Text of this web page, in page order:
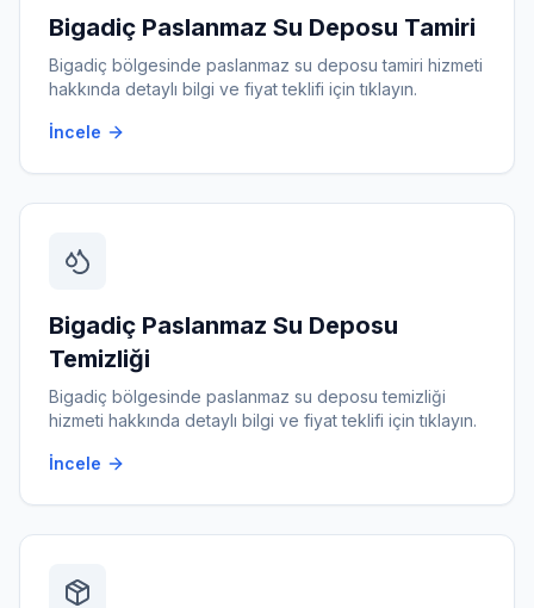
Bigadiç Paslanmaz Su Deposu Tamiri
Bigadiç bölgesinde paslanmaz su deposu tamiri hizmeti
hakkında detaylı bilgi ve fiyat teklifi için tıklayın.
İncele
Bigadiç Paslanmaz Su Deposu
Temizliği
Bigadiç bölgesinde paslanmaz su deposu temizliği
hizmeti hakkında detaylı bilgi ve fiyat teklifi için tıklayın.
İncele